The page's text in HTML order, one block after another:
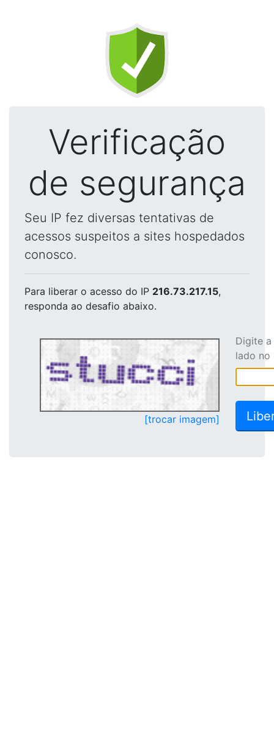
Verificação
de segurança
Seu IP fez diversas tentativas de
acessos suspeitos a sites hospedados
conosco.
Para liberar o acesso do IP 216.73.217.15,
responda ao desafio abaixo.
[trocar imagem]
Digite
lado no